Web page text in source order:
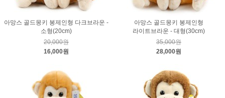
아망스 골드몽키 봉제인형 다크브라운 -
소형(20cm)
20,000원
16,000원
아망스 골드몽키 봉제인형
라이트브라운 - 대형(30cm)
35,000원
28,000원